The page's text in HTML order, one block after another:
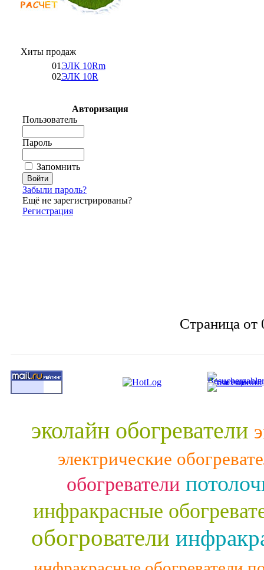
Хиты продаж
01ЭЛК 10Rm
02ЭЛК 10R
Авторизация
Пользователь
Пароль
Запомнить
Забыли пароль?
Ещё не зарегистрированы?
Регистрация
Страница от
эколайн обогреватели
электрические
обогреватели
инфракрасные
обогрователи